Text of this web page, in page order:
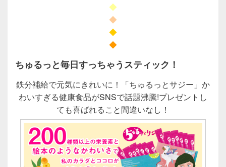
◆
◆
◆
◆
ちゅるっと毎日すっちゃうスティック！
鉄分補給で元気にきれいに！「ちゅるっとサジー」か
わいすぎる健康食品がSNSで話題沸騰!プレゼントし
ても喜ばれること間違いなし！